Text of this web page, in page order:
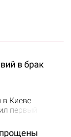
в брак
в Киеве
первый
1 789 малышей: